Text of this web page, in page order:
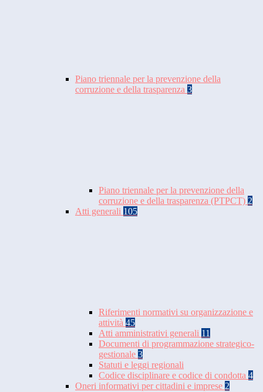
Piano triennale per la prevenzione della
corruzione e della trasparenza 3
Piano triennale per la prevenzione della
corruzione e della trasparenza (PTPCT) 2
Atti generali 105
Riferimenti normativi su organizzazione e
attività 45
Atti amministrativi generali 11
Documenti di programmazione strategico-
gestionale 3
Statuti e leggi regionali
Codice disciplinare e codice di condotta 4
Oneri informativi per cittadini e imprese 2